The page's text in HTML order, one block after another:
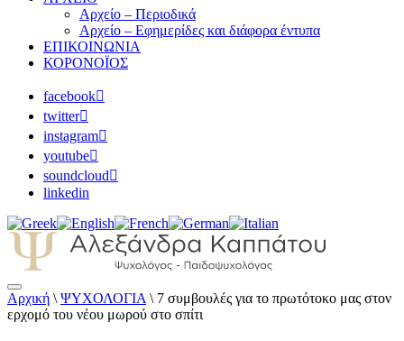
Αρχείο – Περιοδικά
Αρχείο – Εφημερίδες και διάφορα έντυπα
ΕΠΙΚΟΙΝΩΝΙΑ
ΚΟΡΟΝΟΪΟΣ
facebook
twitter
instagram
youtube
soundcloud
linkedin
Αλεξάνδρα Καππάτου Ψυχολόγος –
Παιδοψυχολόγος
Αρχική \ ΨΥΧΟΛΟΓΙΑ \ 7 συμβουλές για το πρωτότοκο μας στον
ερχομό του νέου μωρού στο σπίτι